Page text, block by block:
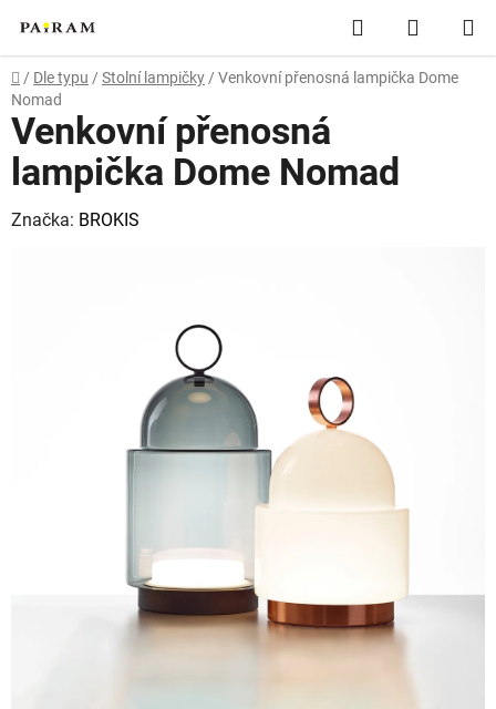
obsah
Hledat
KOŠÍK
Domů
/ Dle typu / Stolní lampičky / Venkovní přenosná lampička Dome
Nomad
Venkovní přenosná
lampička Dome Nomad
Značka: BROKIS